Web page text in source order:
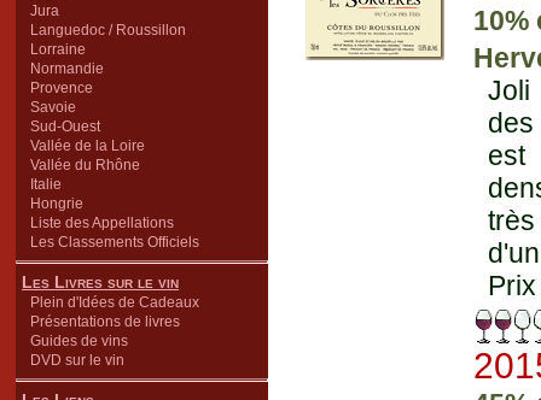
Jura
Languedoc / Roussillon
Lorraine
Normandie
Provence
Savoie
Sud-Ouest
Vallée de la Loire
Vallée du Rhône
Italie
Hongrie
Liste des Appellations
Les Classements Officiels
Les Livres sur le vin
Plein d'Idées de Cadeaux
Présentations de livres
Guides de vins
DVD sur le vin
10%
Joli
est